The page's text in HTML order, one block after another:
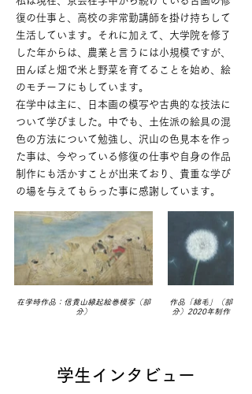
復の仕事と、高校の非常勤講師を掛け持ちして
生活しています。それに加えて、大学院を修了
した年からは、農業と言うには小規模ですが、
田んぼと畑で米と野菜を育てることを始め、絵
のモチーフにもしています。
在学中は主に、日本画の模写や古典的な技法に
ついて学びました。中でも、土佐派の絵具の混
色の方法について勉強し、沢山の色見本を作っ
た事は、今やっている修復の仕事や自身の作品
制作にも活かすことが出来ており、貴重な学び
の場を与えてもらった事に感謝しています。
在学時作品：信貴山縁起絵巻模写（部
分）
作品「綿毛」（部
分）2020年制作
学生インタビュー